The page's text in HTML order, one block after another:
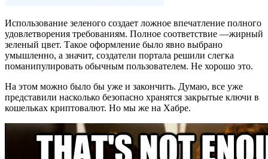
Использование зеленого создает ложное впечатление полного
удовлетворения требованиям. Полное соответствие —жирный
зеленый цвет. Такое оформление было явно выбрано
умышленно, а значит, создатели портала решили слегка
поманипулировать обычным пользователем. Не хорошо это.
На этом можно было бы уже и закончить. Думаю, все уже
представили насколько безопасно хранятся закрытые ключи в
кошельках криптовалют. Но мы же на Хабре.